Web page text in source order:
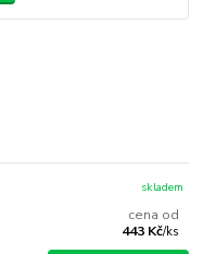
cena od
443 Kč/ks
skladem